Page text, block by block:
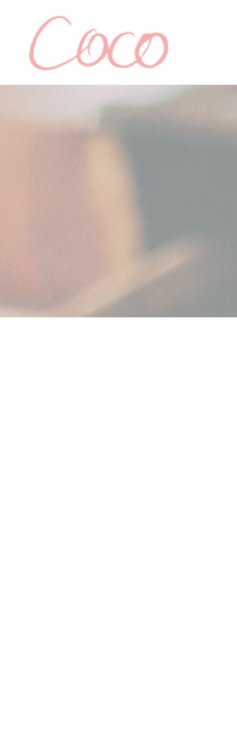
Cookie管理面板